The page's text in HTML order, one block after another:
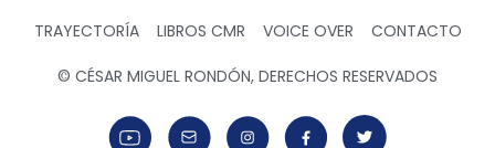
TRAYECTORÍA LIBROS CMR VOICE OVER CONTACTO
© CÉSAR MIGUEL RONDÓN, DERECHOS RESERVADOS